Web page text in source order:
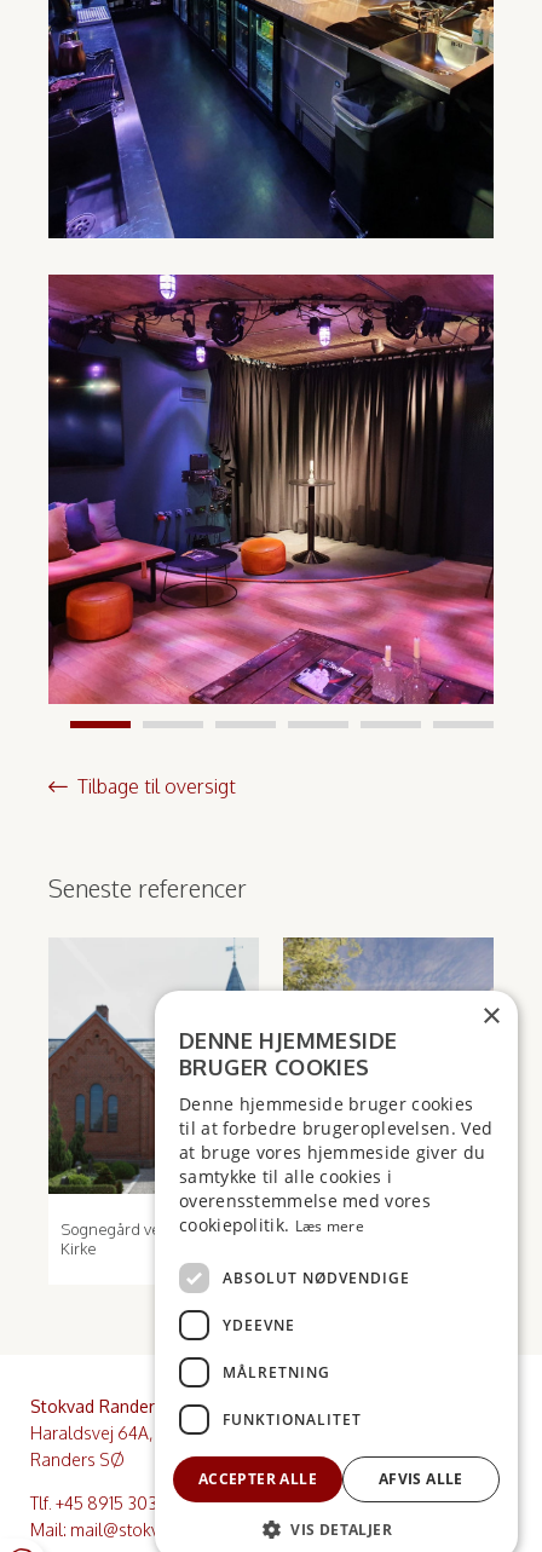
Tilbage til oversigt
Seneste referencer
Sognegård ved Voel
Kirke
Dronningborghallen
Stokvad Randers
Haraldsvej 64A, 8960
Randers SØ
8240 Risskov
Tlf. +45 8915 3030
Mail: mail@stokvad.dk
×
DENNE HJEMMESIDE
BRUGER COOKIES
Denne hjemmeside bruger cookies
til at forbedre brugeroplevelsen. Ved
at bruge vores hjemmeside giver du
samtykke til alle cookies i
overensstemmelse med vores
cookiepolitik. Læs mere
ABSOLUT NØDVENDIGE
YDEEVNE
MÅLRETNING
FUNKTIONALITET
ACCEPTER ALLE AFVIS ALLE
VIS DETALJER